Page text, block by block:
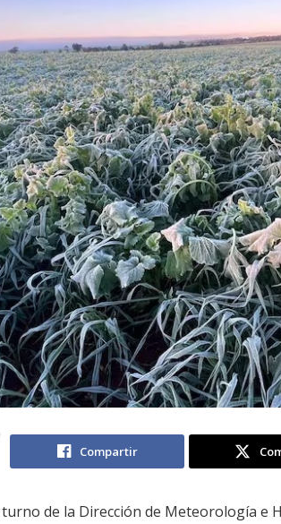
Compartir
de la Dirección de Meteorología e